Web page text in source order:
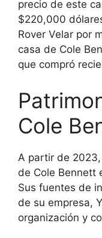
precio de este
$220,000
Rover Velar por
casa de Cole
que compró
Cole
A partir de
de Cole Bennett
Sus fuentes de
de su empresa,
organización y